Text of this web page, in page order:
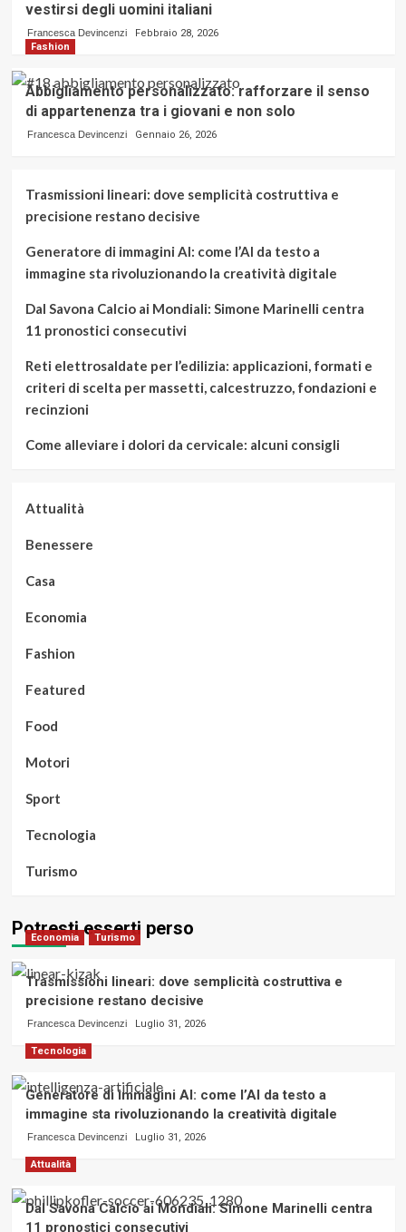
vestirsi degli uomini italiani
Francesca Devincenzi
Febbraio 28, 2026
Fashion
Abbigliamento personalizzato: rafforzare il senso
di appartenenza tra i giovani e non solo
Francesca Devincenzi Gennaio 26, 2026
Trasmissioni lineari: dove semplicità costruttiva e
precisione restano decisive
Generatore di immagini AI: come l’AI da testo a
immagine sta rivoluzionando la creatività digitale
Dal Savona Calcio ai Mondiali: Simone Marinelli centra
11 pronostici consecutivi
Reti elettrosaldate per l’edilizia: applicazioni, formati e
criteri di scelta per massetti, calcestruzzo, fondazioni e
recinzioni
Come alleviare i dolori da cervicale: alcuni consigli
Attualità
Benessere
Casa
Economia
Fashion
Featured
Food
Motori
Sport
Tecnologia
Turismo
Potresti esserti perso
Economia Turismo
Trasmissioni lineari: dove semplicità costruttiva e
precisione restano decisive
Francesca Devincenzi Luglio 31, 2026
Tecnologia
Generatore di immagini AI: come l’AI da testo a
immagine sta rivoluzionando la creatività digitale
Francesca Devincenzi Luglio 31, 2026
Attualità
Dal Savona Calcio ai Mondiali: Simone Marinelli centra
11 pronostici consecutivi